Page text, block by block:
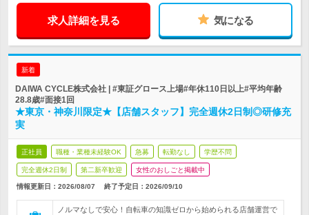
求人詳細を見る 気になる
新着
DAIWA CYCLE株式会社 | #東証グロース上場#年休110日以上#平均年齢
28.8歳#面接1回
★東京・神奈川限定★【店舗スタッフ】完全週休2日制◎研修充
実
正社員 職種・業種未経験OK 急募 転勤なし 学歴不問
完全週休2日制 第二新卒歓迎 女性のおしごと掲載中
情報更新日：2026/08/07 終了予定日： 2026/09/10
ノルマなしで安心！自転車の知識ゼロから始められる店舗運営で